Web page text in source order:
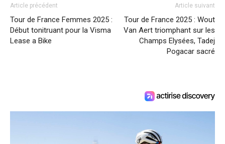
Article précédent
Tour de France Femmes 2025 :
Début tonitruant pour la Visma
Lease a Bike
Article suivant
Tour de France 2025 : Wout
Van Aert triomphant sur les
Champs Elysées, Tadej
Pogacar sacré